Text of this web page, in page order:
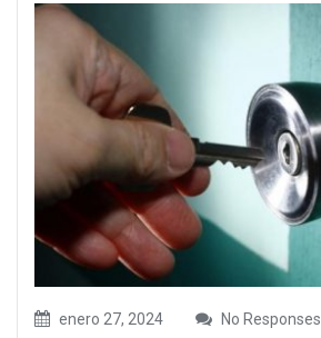
enero 27, 2024 No Responses